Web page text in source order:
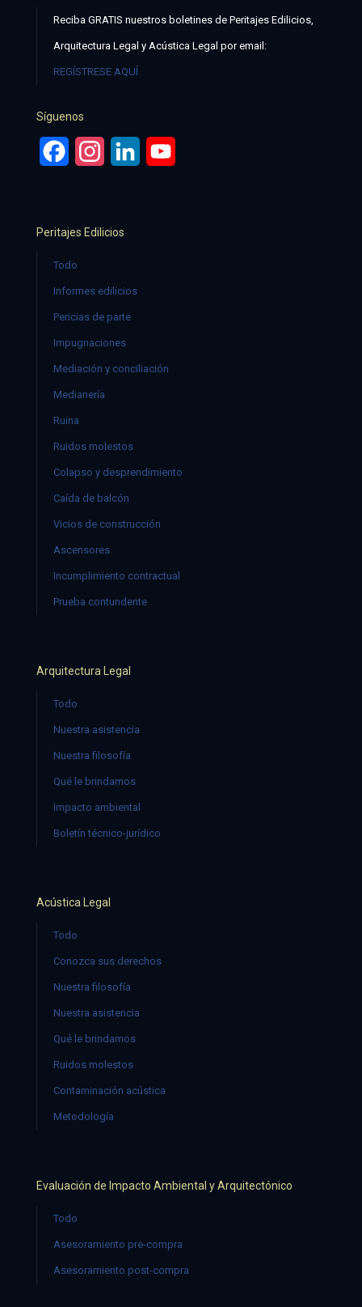
Reciba GRATIS nuestros boletines de Peritajes Edilicios,
Arquitectura Legal y Acústica Legal por email:
REGÍSTRESE AQUÍ
Síguenos
FacebookInstagramLinkedIn
Peritajes Edilicios
Todo
Informes edilicios
Pericias de parte
Impugnaciones
Mediación y conciliación
Medianería
Ruina
Ruidos molestos
Colapso y desprendimiento
Caída de balcón
Vicios de construcción
Ascensores
Incumplimiento contractual
Prueba contundente
Arquitectura Legal
Todo
Nuestra asistencia
Nuestra filosofía
Qué le brindamos
Impacto ambiental
Boletín técnico-jurídico
Acústica Legal
Todo
Conozca sus derechos
Nuestra filosofía
Nuestra asistencia
Qué le brindamos
Ruidos molestos
Contaminación acústica
Metodología
Evaluación de Impacto Ambiental y Arquitectónico
Todo
Asesoramiento pre-compra
Asesoramiento post-compra